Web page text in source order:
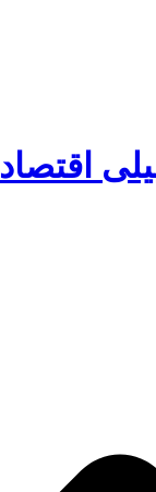
اقتصاد ۱۲۰